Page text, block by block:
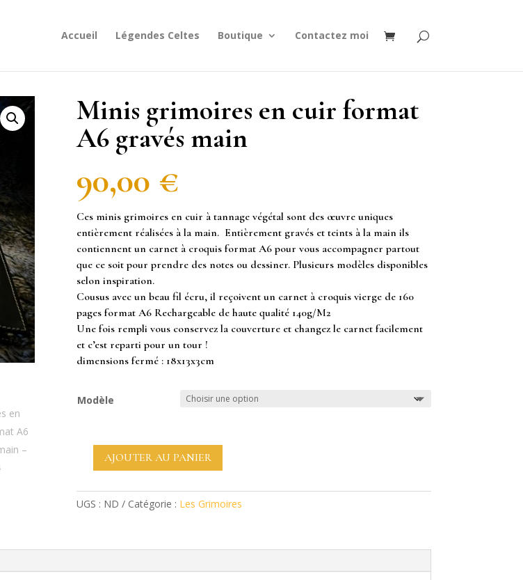
Accueil Légendes Celtes Boutique Contactez moi
Minis grimoires en cuir format
A6 gravés main
90,00 €
Ces minis grimoires en cuir à tannage végétal sont des œuvre uniques
entièrement réalisées à la main. Entièrement gravés et teints à la main ils
contiennent un carnet à croquis format A6 pour vous accompagner partout
que ce soit pour prendre des notes ou dessiner. Plusieurs modèles disponibles
selon inspiration.
Cousus avec un beau fil écru, il reçoivent un carnet à croquis vierge de 160
pages format A6 Rechargeable de haute qualité 140g/M2
Une fois rempli vous conservez la couverture et changez le carnet facilement
et c’est reparti pour un tour !
dimensions fermé : 18x13x3cm
Modèle
quantité
AJOUTER AU PANIER
UGS : ND Catégorie : Les Grimoires